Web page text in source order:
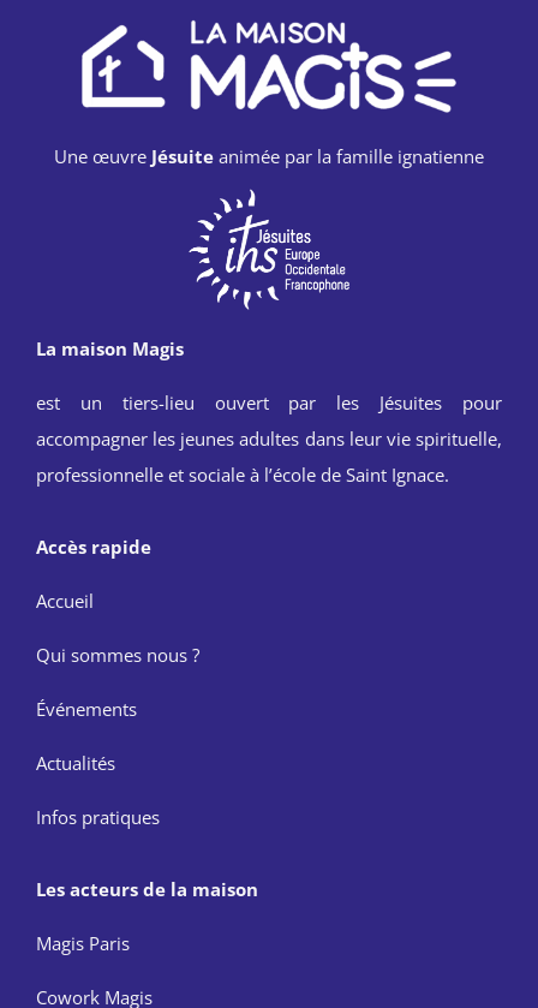
Une œuvre Jésuite animée par la famille ignatienne
La maison Magis
est un tiers-lieu ouvert par les Jésuites pour
accompagner les jeunes adultes dans leur vie spirituelle,
professionnelle et sociale à l’école de Saint Ignace.
Accès rapide
Accueil
Qui sommes nous ?
Événements
Actualités
Infos pratiques
Les acteurs de la maison
Magis Paris
Cowork Magis